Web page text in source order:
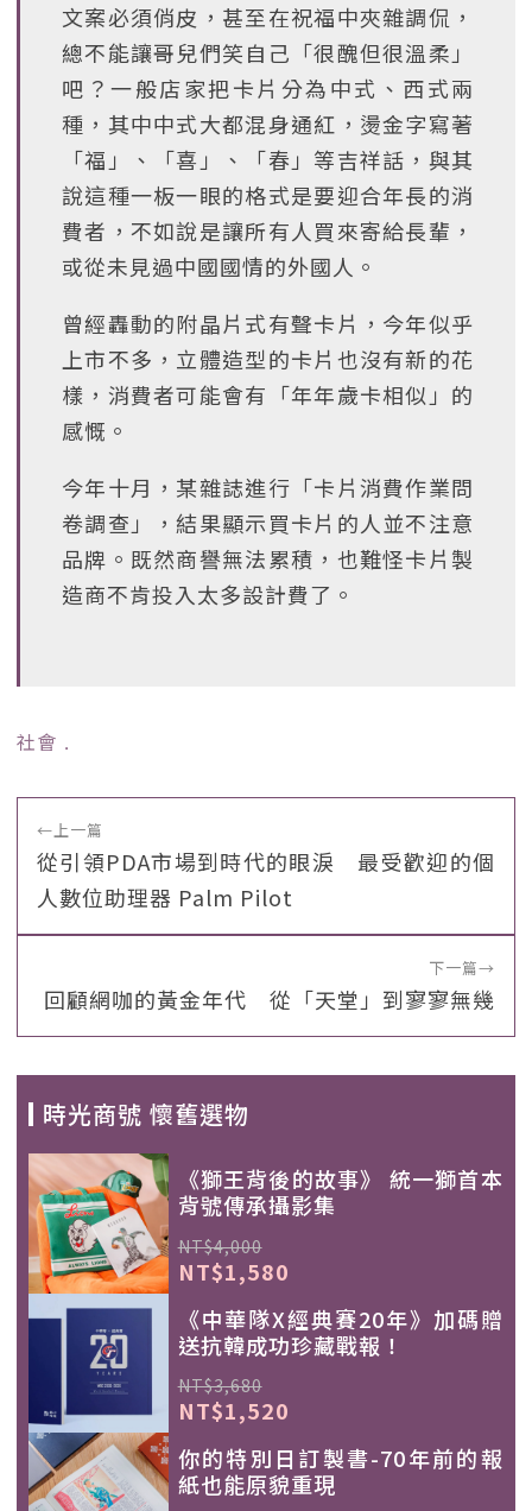
文案必須俏皮，甚至在祝福中夾雜調侃，
總不能讓哥兒們笑自己「很醜但很溫柔」
吧？一般店家把卡片分為中式、西式兩
種，其中中式大都混身通紅，燙金字寫著
「福」、「喜」、「春」等吉祥話，與其
說這種一板一眼的格式是要迎合年長的消
費者，不如說是讓所有人買來寄給長輩，
或從未見過中國國情的外國人。
曾經轟動的附晶片式有聲卡片，今年似乎
上市不多，立體造型的卡片也沒有新的花
樣，消費者可能會有「年年歲卡相似」的
感慨。
今年十月，某雜誌進行「卡片消費作業問
卷調查」，結果顯示買卡片的人並不注意
品牌。既然商譽無法累積，也難怪卡片製
造商不肯投入太多設計費了。
社會 ﹒
←上一篇
從引領PDA市場到時代的眼淚 最受歡迎的個
人數位助理器 Palm Pilot
下一篇→
回顧網咖的黃金年代 從「天堂」到寥寥無幾
時光商號 懷舊選物
《獅王背後的故事》 統一獅首本
背號傳承攝影集
NT$4,000
NT$1,580
《中華隊X經典賽20年》加碼贈
送抗韓成功珍藏戰報！
NT$3,680
NT$1,520
你的特別日訂製書-70年前的報
紙也能原貌重現